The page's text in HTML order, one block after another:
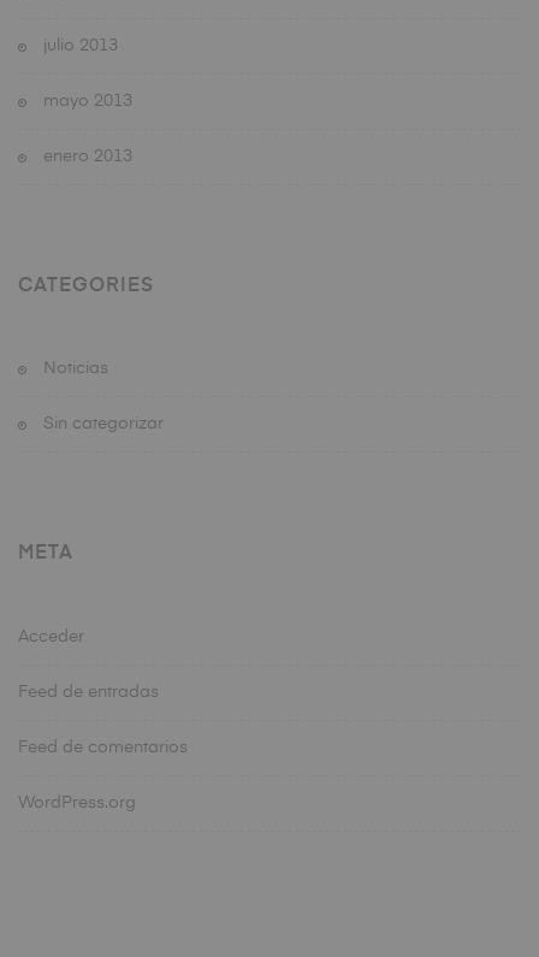
julio 2013
mayo 2013
enero 2013
CATEGORIES
Noticias
Sin categorizar
META
Acceder
Feed de entradas
Feed de comentarios
WordPress.org